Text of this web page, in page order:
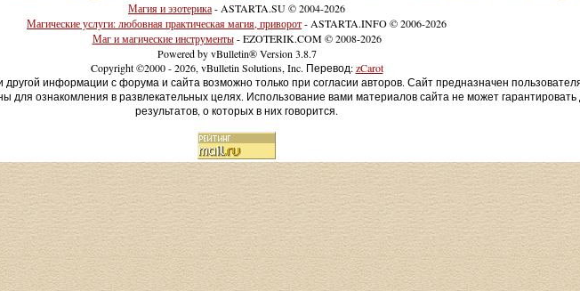
Магия и эзотерика- ASTARTA.SU © 2004-2026
Магические услуги: любовная практическая магия, приворот- ASTARTA.INFO © 2006-2026
Маг и магические инструменты- EZOTERIK.COM © 2008-2026
Powered by vBulletin® Version 3.8.7
Copyright ©2000 - 2026, vBulletin Solutions, Inc. Перевод:zCarot
другой информации с форума и сайта возможно только при согласии авторов. Сайт предназначен
для ознакомления в развлекательных целях. Использование вами материалов сайта не может
результатов, о которых в них говорится.